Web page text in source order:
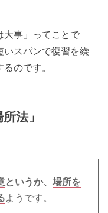
大事」ってことで
いスパンで復習を繰
のです。
法」
というか、場所を
ようです。